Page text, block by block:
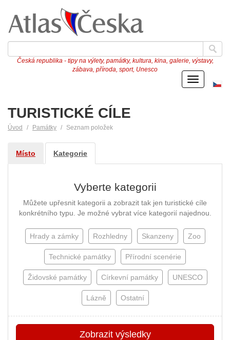
Česká republika - tipy na výlety, památky, kultura, kina, galerie, výstavy,
zábava, příroda, sport, Unesco
Menu
TURISTICKÉ CÍLE
Úvod Památky Seznam položek
Místo Kategorie
Vyberte kategorii
Můžete upřesnit kategorii a zobrazit tak jen turistické cíle
konkrétního typu. Je možné vybrat více kategorií najednou.
Hrady a zámky Rozhledny Skanzeny Zoo
Technické památky Přírodní scenérie
Židovské památky Církevní památky UNESCO
Lázně Ostatní
Zobrazit výsledky